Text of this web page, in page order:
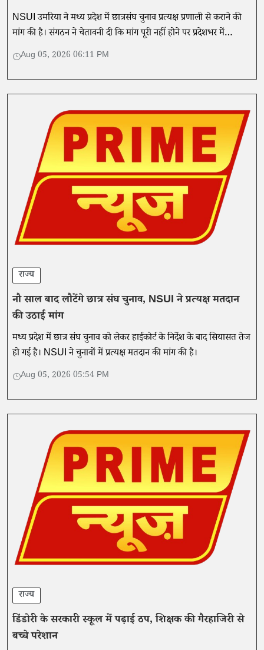
NSUI उमरिया ने मध्य प्रदेश में छात्रसंघ चुनाव प्रत्यक्ष प्रणाली से कराने की
मांग की है। संगठन ने चेतावनी दी कि मांग पूरी नहीं होने पर प्रदेशभर में
लोकतांत्रिक आंदोलन शुरू किया जाएगा।
Aug 05, 2026 06:11 PM
राज्य
नौ साल बाद लौटेंगे छात्र संघ चुनाव, NSUI ने प्रत्यक्ष मतदान
की उठाई मांग
मध्य प्रदेश में छात्र संघ चुनाव को लेकर हाईकोर्ट के निर्देश के बाद सियासत तेज
हो गई है। NSUI ने चुनावों में प्रत्यक्ष मतदान की मांग की है।
Aug 05, 2026 05:54 PM
राज्य
डिंडोरी के सरकारी स्कूल में पढ़ाई ठप, शिक्षक की गैरहाजिरी से
बच्चे परेशान